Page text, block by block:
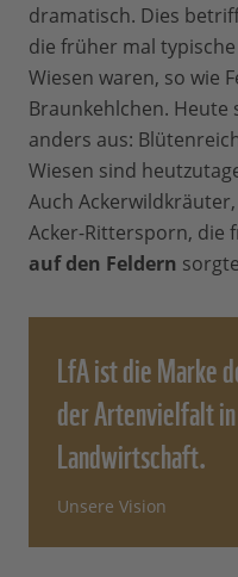
dramatisch. Dies
die früher mal
Wiesen waren, so wie
Braunkehlchen. Heute
anders aus:
Wiesen sind
Auch
Acker-Rittersporn, die
auf den Feldern
LfA ist die Marke
der Artenvielfalt
Landwirtschaft.
Unsere Vision